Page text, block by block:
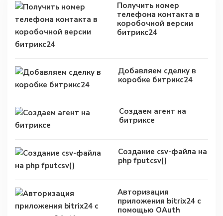
Получить номер
телефона контакта в
коробочной версии
битрикс24
Добавляем сделку в
коробке битрикс24
Создаем агент на
битриксе
Создание csv-файла на
php fputcsv()
Авторизация
приложения bitrix24 с
помощью OAuth